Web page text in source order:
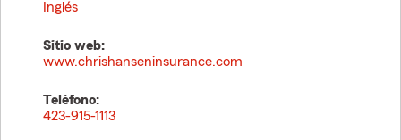
Inglés
Sitio web:
www.chrishanseninsurance.com
Teléfono:
423-915-1113